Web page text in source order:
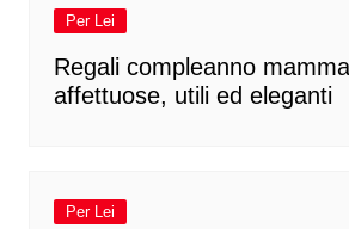
Per Lei
Regali compleanno
affettuose, utili ed eleganti
Per Lei